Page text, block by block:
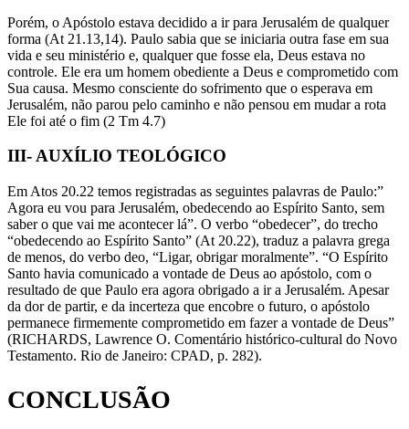
Porém, o Apóstolo estava decidido a ir para Jerusalém de qualquer
forma (At 21.13,14). Paulo sabia que se iniciaria outra fase em sua
vida e seu ministério e, qualquer que fosse ela, Deus estava no
controle. Ele era um homem obediente a Deus e comprometido com
Sua causa. Mesmo consciente do sofrimento que o esperava em
Jerusalém, não parou pelo caminho e não pensou em mudar a rota
Ele foi até o fim (2 Tm 4.7)
III- AUXÍLIO TEOLÓGICO
Em Atos 20.22 temos registradas as seguintes palavras de Paulo:”
Agora eu vou para Jerusalém, obedecendo ao Espírito Santo, sem
saber o que vai me acontecer lá”. O verbo “obedecer”, do trecho
“obedecendo ao Espírito Santo” (At 20.22), traduz a palavra grega
de menos, do verbo deo, “Ligar, obrigar moralmente”. “O Espírito
Santo havia comunicado a vontade de Deus ao apóstolo, com o
resultado de que Paulo era agora obrigado a ir a Jerusalém. Apesar
da dor de partir, e da incerteza que encobre o futuro, o apóstolo
permanece firmemente comprometido em fazer a vontade de Deus”
(RICHARDS, Lawrence O. Comentário histórico-cultural do Novo
Testamento. Rio de Janeiro: CPAD, p. 282).
CONCLUSÃO